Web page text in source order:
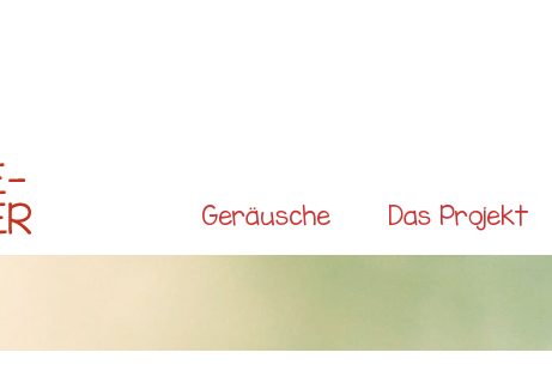
Main menu
Geräusche Das Projekt